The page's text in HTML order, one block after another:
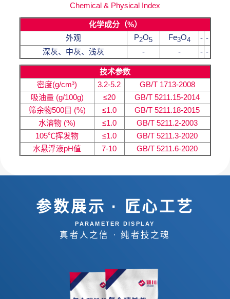
Chemical & Physical Index
化学成分（%）
外观
P2O5 Fe3O4 - -
深灰、中灰、浅灰
- - - -
技术参数
密度(g/cm³)
3.2-5.2
GB/T 1713-2008
吸油量 (g/100g)
≤20
GB/T 5211.15-2014
筛余物500目 (%)
≤1.0
GB/T 5211.18-2015
水溶物 (%)
≤1.0
GB/T 5211.2-2003
105℃挥发物
≤1.0
GB/T 5211.3-2020
水悬浮液pH值
7-10 GB/T 5211.6-2020
参数展示 · 匠心工艺
PARAMETER DISPLAY
真者人之信 · 纯者技之魂